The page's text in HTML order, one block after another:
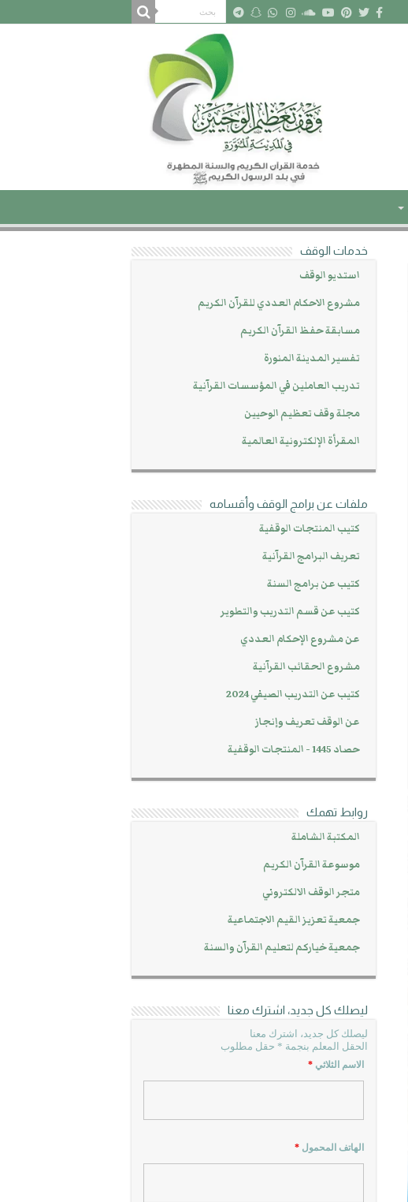
خدمات الوقف
استديو الوقف
مشروع الاحكام العددي للقرآن الكريم
مسابقة حفظ القرآن الكريم
تفسير المدينة المنورة
تدريب العاملين في المؤسسات القرآنية
مجلة وقف تعظيم الوحيين
المقرأة الإلكترونية العالمية
ملفات عن برامج الوقف وأقسامه
كتيب المنتجات الوقفية
تعريف البرامج القرآنية
كتيب عن برامج السنة
كتيب عن قسم التدريب والتطوير
عن مشروع الإحكام العددي
مشروع الحقائب القرآنية
كتيب عن التدريب الصيفي 2024
عن الوقف تعريف وإنجاز
حصاد 1445 - المنتجات الوقفية
روابط تهمك
المكتبة الشاملة
موسوعة القرآن الكريم
متجر الوقف الالكتروني
جمعية تعزيز القيم الاجتماعية
جمعية خياركم لتعليم القرآن والسنة
ليصلك كل جديد، اشترك معنا
ليصلك كل جديد، اشترك معنا
الحقل المعلم بنجمة * حقل مطلوب
الاسم الثلاثي *
الهاتف المحمول *